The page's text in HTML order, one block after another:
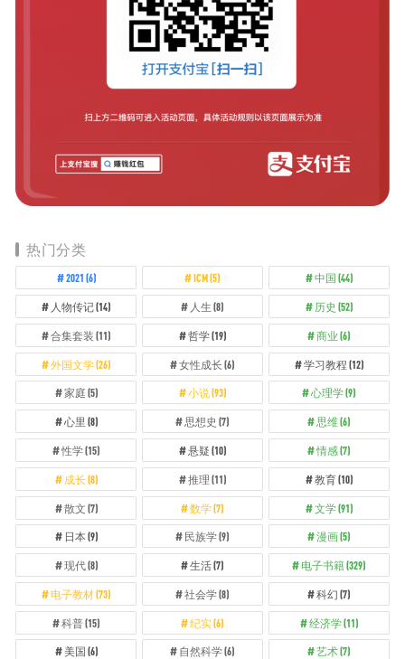
热门分类
2021 (6) ICM(5) 中国 (44)
人物传记(14) 人生 (8) 历史 (52)
合集套装 (11) 哲学(19) 商业 (6)
外国文学(26) 女性成长 (6) 学习教程 (12)
家庭 (5) 小说(93) 心理学(9)
心里 (8) 思想史 (7) 思维(6)
性学(15) 悬疑 (10) 情感(7)
成长 (8) 推理 (11) 教育(10)
散文 (7) 数学(7) 文学(91)
日本(9) 民族学(9) 漫画(5)
现代(8) 生活(7) 电子书籍(329)
电子教材(73) 社会学(8) 科幻 (7)
科普(15) 纪实(6) 经济学(11)
美国 (6) 自然科学(6) 艺术(7)